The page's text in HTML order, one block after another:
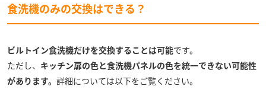
食洗機のみの交換はできる？
ビルトイン食洗機だけを交換することは可能です。
ただし、 キッチン扉の色と食洗機パネルの色を統一できない可能性
があります。 詳細については以下をご覧ください。